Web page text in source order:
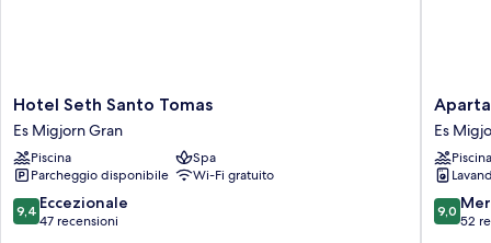
Hotel
Seth
Santo
Tomas
Es
Migjorn
Gran
Hotel Seth Santo Tomas
Es Migjorn Gran
Piscina
Spa
Parcheggio disponibile
Wi-Fi gratuito
9.4
su
9,4 Eccezionale
47 recensioni
Seth
Mestral
y
Llebeig
Es
Migjorn
Es
Piscina
9.0
su
9,0
52